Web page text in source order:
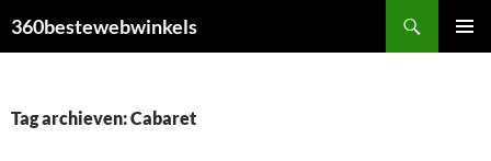
naar
360bestewebwinkels
Tag archieven: Cabaret